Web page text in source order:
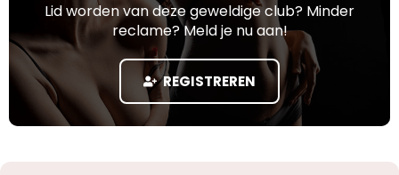
Lid worden van deze geweldige club? Minder
reclame? Meld je nu aan!
REGISTREREN